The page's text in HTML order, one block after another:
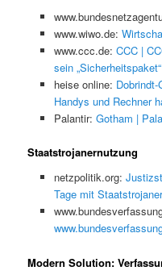
www.wiwo.de:
www.ccc.de: CCC |
sein
heise online:
Handys und Rechner
Palantir: Gotham |
Staatstrojanernutzung
netzpolitik.org:
Tage mit
Modern Solution: